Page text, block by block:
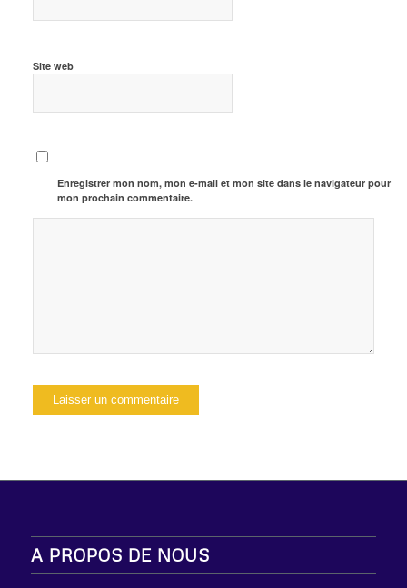
Site web
Enregistrer mon nom, mon e-mail et mon site dans le navigateur pour
mon prochain commentaire.
A PROPOS DE NOUS